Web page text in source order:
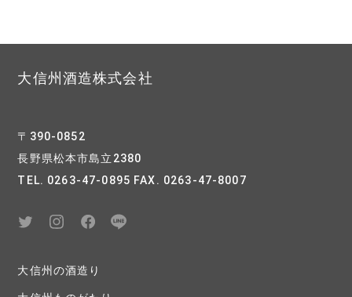
大信州酒造株式会社
〒390-0852
長野県松本市島立2380
TEL. 0263-47-0895 FAX. 0263-47-8007
大信州の酒造り